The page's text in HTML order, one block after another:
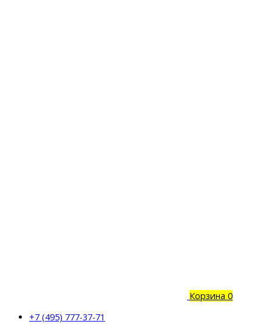
Корзина 0
+7 (495) 777-37-71